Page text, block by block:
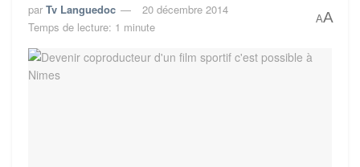
par Tv Languedoc
20 décembre 2014
Temps de lecture: 1 minute
AA